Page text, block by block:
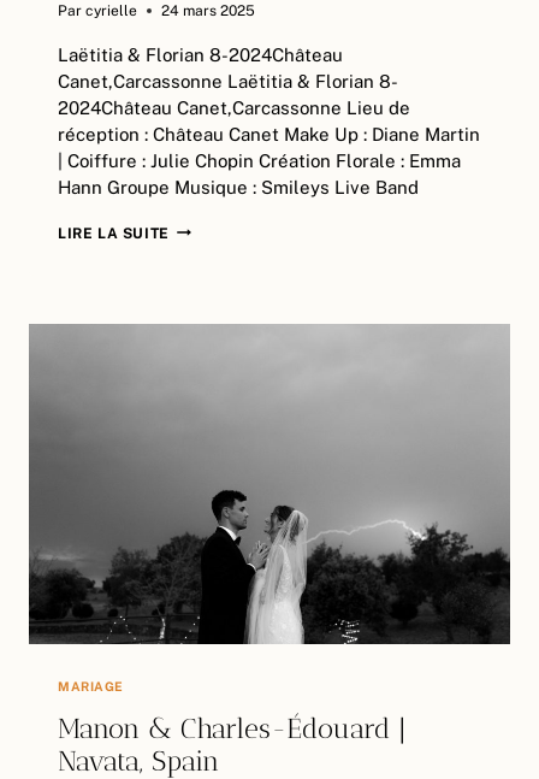
Par cyrielle 24 mars 2025
Laëtitia & Florian 8-2024Château
Canet,Carcassonne Laëtitia & Florian 8-
2024Château Canet,Carcassonne Lieu de
réception : Château Canet Make Up : Diane Martin
| Coiffure : Julie Chopin Création Florale : Emma
Hann Groupe Musique : Smileys Live Band
LIRE LA SUITE LAËTITIA
MARIAGE
Manon & Charles-Édouard |
Navata, Spain